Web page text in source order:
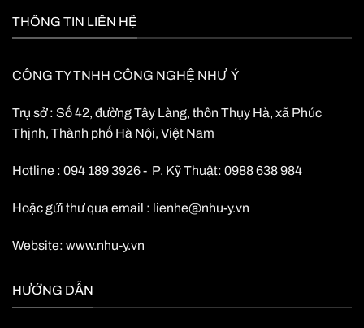
THÔNG TIN LIÊN HỆ
CÔNG TY TNHH CÔNG NGHỆ NHƯ Ý
Trụ sở : Số 42, đường Tây Làng, thôn Thụy Hà, xã Phúc
Thịnh, Thành phố Hà Nội, Việt Nam
Hotline : 094 189 3926 - P. Kỹ Thuật: 0988 638 984
Hoặc gửi thư qua email : lienhe@nhu-y.vn
Website: www.nhu-y.vn
HƯỚNG DẪN